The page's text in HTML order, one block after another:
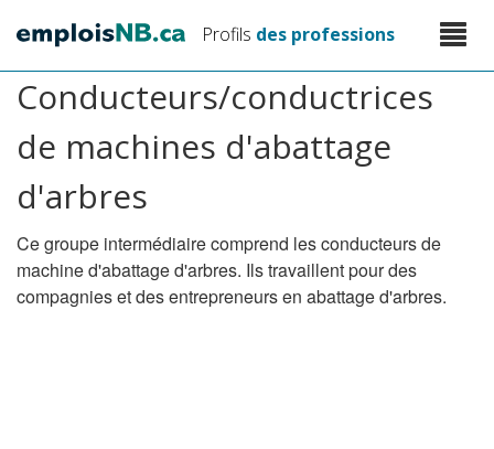
au
contenu
principal
Profils des professions
Toggle
Conducteurs/conductrices
de machines d'abattage
d'arbres
Ce groupe intermédiaire comprend les conducteurs de
machine d'abattage d'arbres. Ils travaillent pour des
compagnies et des entrepreneurs en abattage d'arbres.